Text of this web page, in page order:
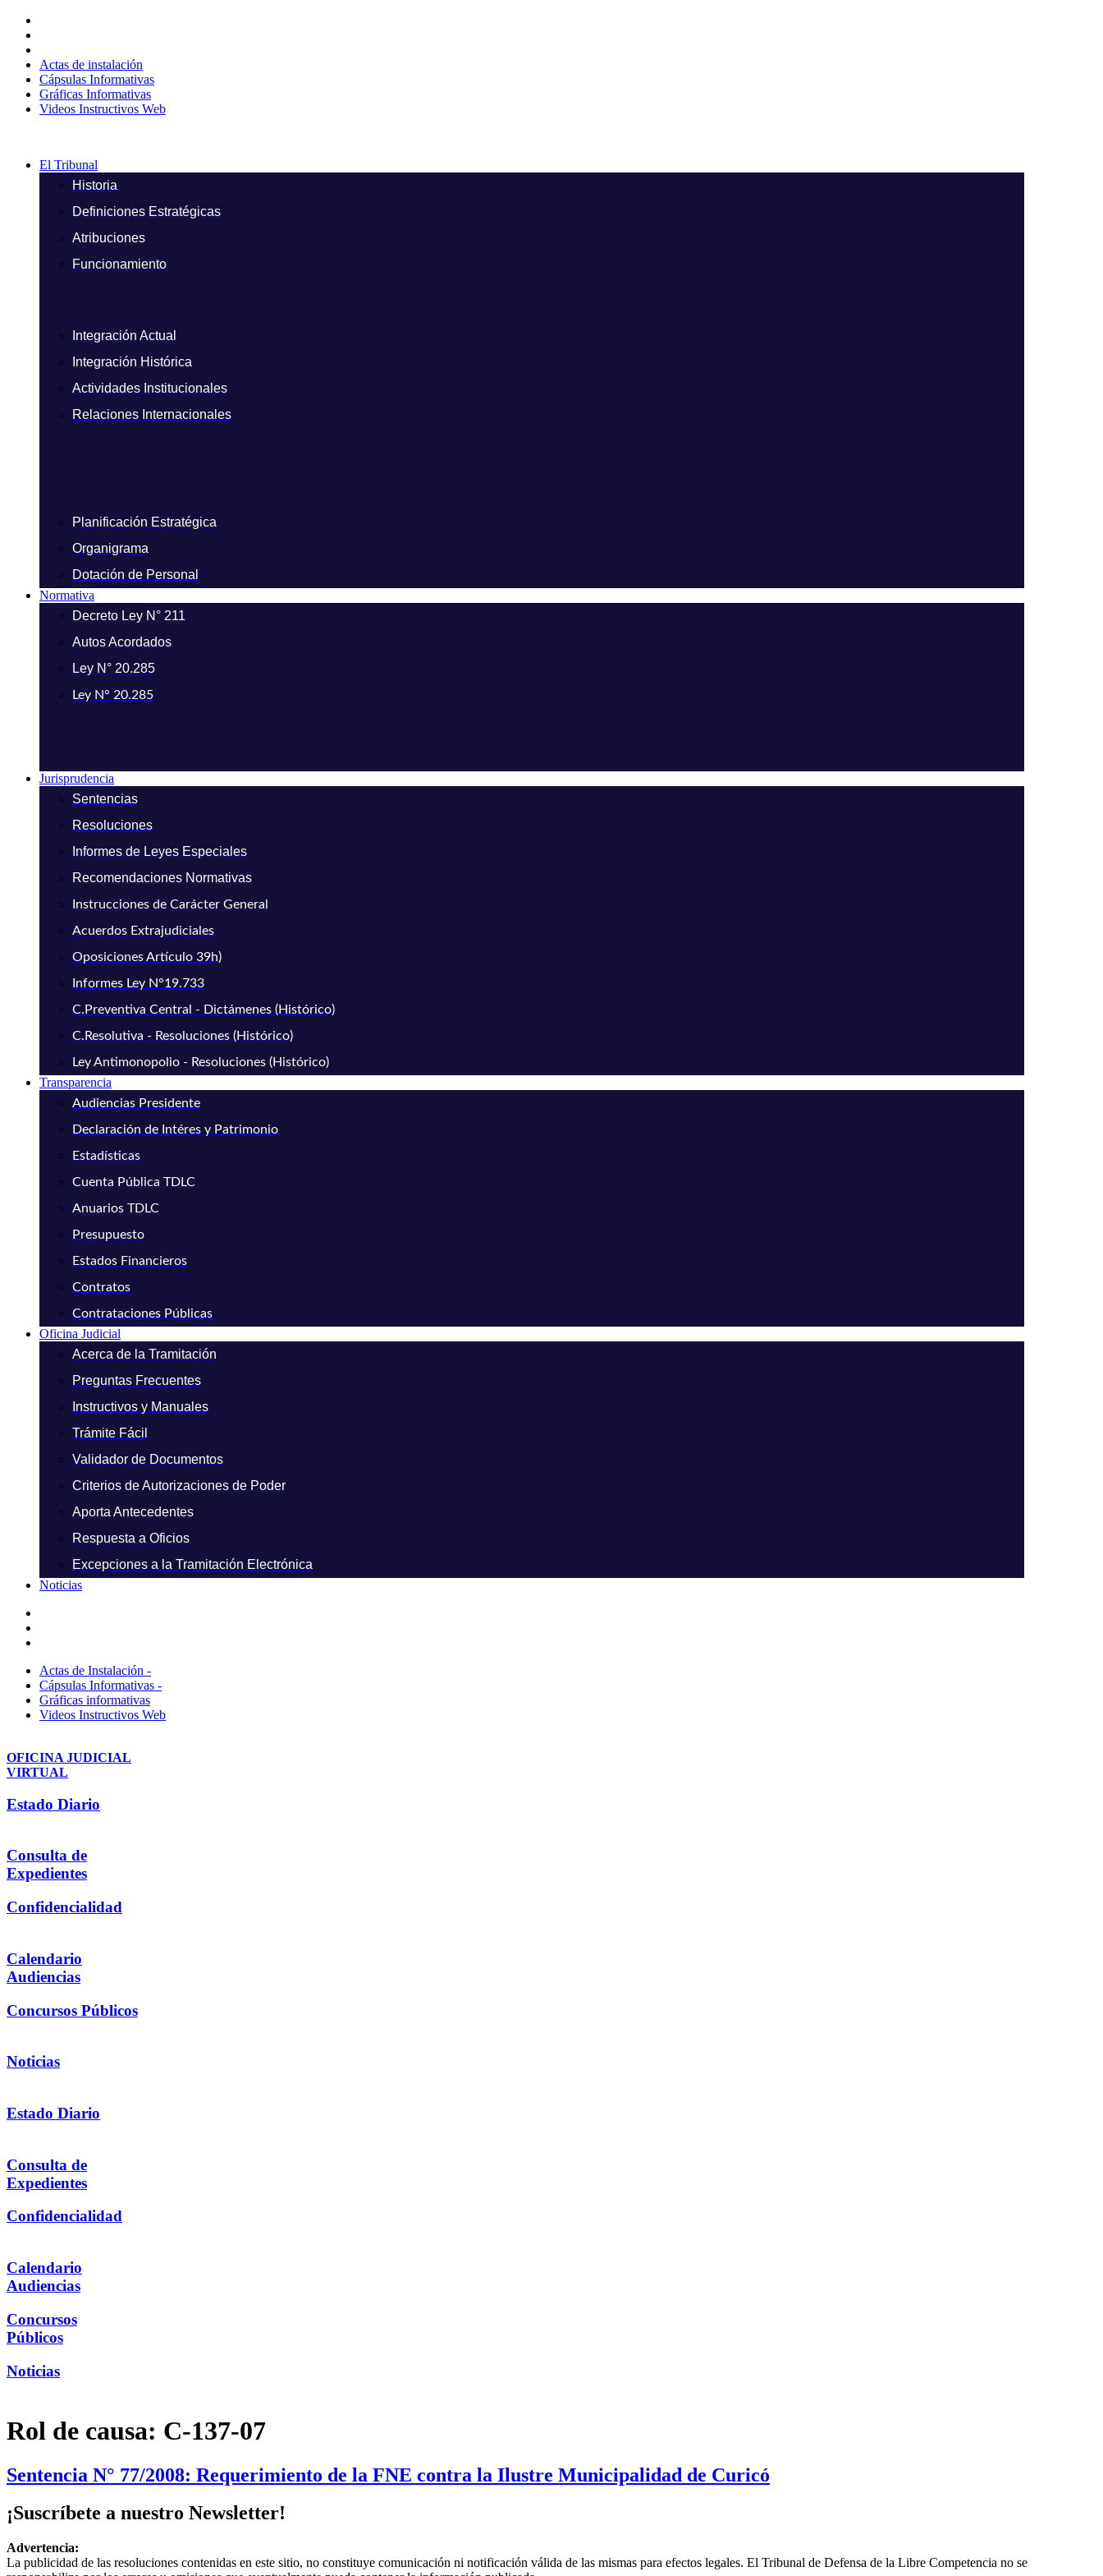
contenido
Actas de instalación
Cápsulas Informativas
Gráficas Informativas
Videos Instructivos Web
El Tribunal
Historia
Definiciones Estratégicas
Atribuciones
Funcionamiento
Integración Actual
Integración Histórica
Actividades Institucionales
Relaciones Internacionales
Planificación Estratégica
Organigrama
Dotación de Personal
Normativa
Decreto Ley N° 211
Autos Acordados
Ley N° 20.285
Ley N° 20.285
Jurisprudencia
Sentencias
Resoluciones
Informes de Leyes Especiales
Recomendaciones Normativas
Instrucciones de Carácter General
Acuerdos Extrajudiciales
Oposiciones Artículo 39h)
Informes Ley N°19.733
C.Preventiva Central - Dictámenes (Histórico)
C.Resolutiva - Resoluciones (Histórico)
Ley Antimonopolio - Resoluciones (Histórico)
Transparencia
Audiencias Presidente
Declaración de Intéres y Patrimonio
Estadísticas
Cuenta Pública TDLC
Anuarios TDLC
Presupuesto
Estados Financieros
Contratos
Contrataciones Públicas
Oficina Judicial
Acerca de la Tramitación
Preguntas Frecuentes
Instructivos y Manuales
Trámite Fácil
Validador de Documentos
Criterios de Autorizaciones de Poder
Aporta Antecedentes
Respuesta a Oficios
Excepciones a la Tramitación Electrónica
Noticias
Actas de Instalación -
Cápsulas Informativas -
Gráficas informativas
Videos Instructivos Web
OFICINA JUDICIAL
VIRTUAL
Estado Diario
Consulta de
Expedientes
Confidencialidad
Calendario
Audiencias
Concursos Públicos
Noticias
Estado Diario
Consulta de
Expedientes
Confidencialidad
Calendario
Audiencias
Concursos
Públicos
Noticias
Rol de causa: C-137-07
Sentencia N° 77/2008: Requerimiento de la FNE contra la Ilustre Municipalidad de Curicó
¡Suscríbete a nuestro Newsletter!
Advertencia:
La publicidad de las resoluciones contenidas en este sitio, no constituye comunicación ni notificación válida de las mismas para efectos legales. El Tribunal de Defensa de la Libre Competencia no se